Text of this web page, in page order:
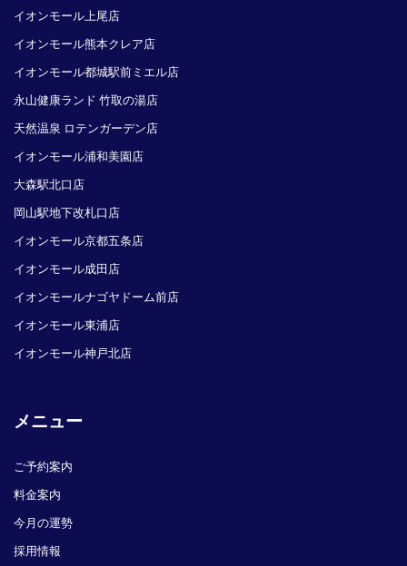
イオンモール上尾店
イオンモール熊本クレア店
イオンモール都城駅前ミエル店
永山健康ランド 竹取の湯店
天然温泉 ロテンガーデン店
イオンモール浦和美園店
大森駅北口店
岡山駅地下改札口店
イオンモール京都五条店
イオンモール成田店
イオンモールナゴヤドーム前店
イオンモール東浦店
イオンモール神戸北店
メニュー
ご予約案内
料金案内
今月の運勢
採用情報